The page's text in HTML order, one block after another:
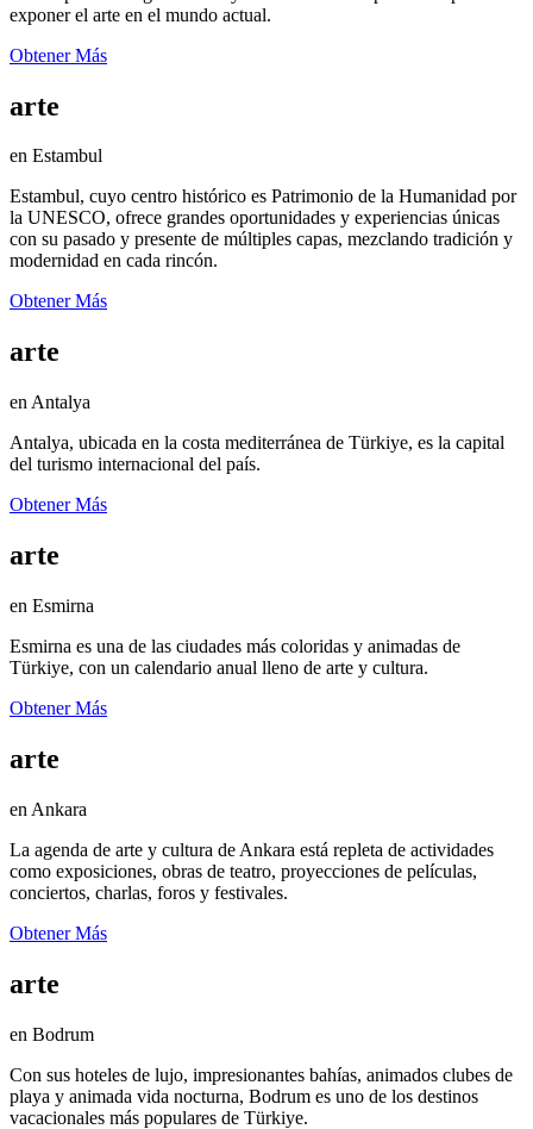
exponer el arte en el mundo actual.
Obtener Más
arte
en Estambul
Estambul, cuyo centro histórico es Patrimonio de la Humanidad por
la UNESCO, ofrece grandes oportunidades y experiencias únicas
con su pasado y presente de múltiples capas, mezclando tradición y
modernidad en cada rincón.
Obtener Más
arte
en Antalya
Antalya, ubicada en la costa mediterránea de Türkiye, es la capital
del turismo internacional del país.
Obtener Más
arte
en Esmirna
Esmirna es una de las ciudades más coloridas y animadas de
Türkiye, con un calendario anual lleno de arte y cultura.
Obtener Más
arte
en Ankara
La agenda de arte y cultura de Ankara está repleta de actividades
como exposiciones, obras de teatro, proyecciones de películas,
conciertos, charlas, foros y festivales.
Obtener Más
arte
en Bodrum
Con sus hoteles de lujo, impresionantes bahías, animados clubes de
playa y animada vida nocturna, Bodrum es uno de los destinos
vacacionales más populares de Türkiye.